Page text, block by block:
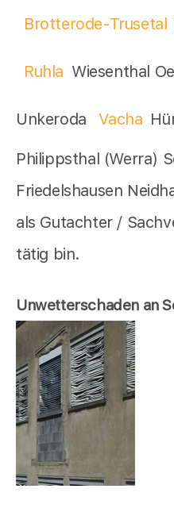
Brotterode-Trusetal
Ruhla Wiesenthal
Unkeroda Vacha
Philippsthal (Werra)
Friedelshausen
als Gutachter /
tätig bin.
Unwetterschaden an